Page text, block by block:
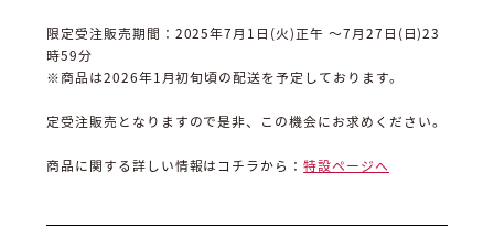
限定受注販売期間：2025年7月1日(火)正午 ～7月27日(日)23
時59分
※商品は2026年1月初旬頃の配送を予定しております。
定受注販売となりますので是非、この機会にお求めください。
商品に関する詳しい情報はコチラから：特設ページへ